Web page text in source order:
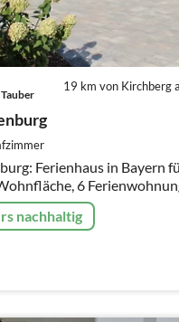
19 km von Kirchberg
Ferienhaus in Bayern
6
nachhaltig